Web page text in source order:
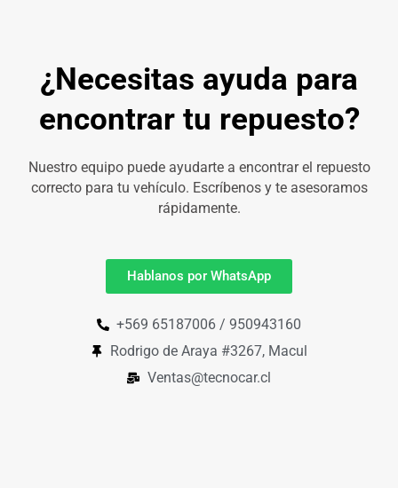
¿Necesitas ayuda para
encontrar tu repuesto?
Nuestro equipo puede ayudarte a encontrar el repuesto
correcto para tu vehículo. Escríbenos y te asesoramos
rápidamente.
Hablanos por WhatsApp
+569 65187006 / 950943160
Rodrigo de Araya #3267, Macul
Ventas@tecnocar.cl